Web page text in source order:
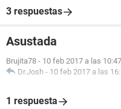
3 respuestas
Asustada
Brujita78 - 10 feb 2017 a las 10:47
Dr.Josh - 10 feb 2017 a las
1 respuesta